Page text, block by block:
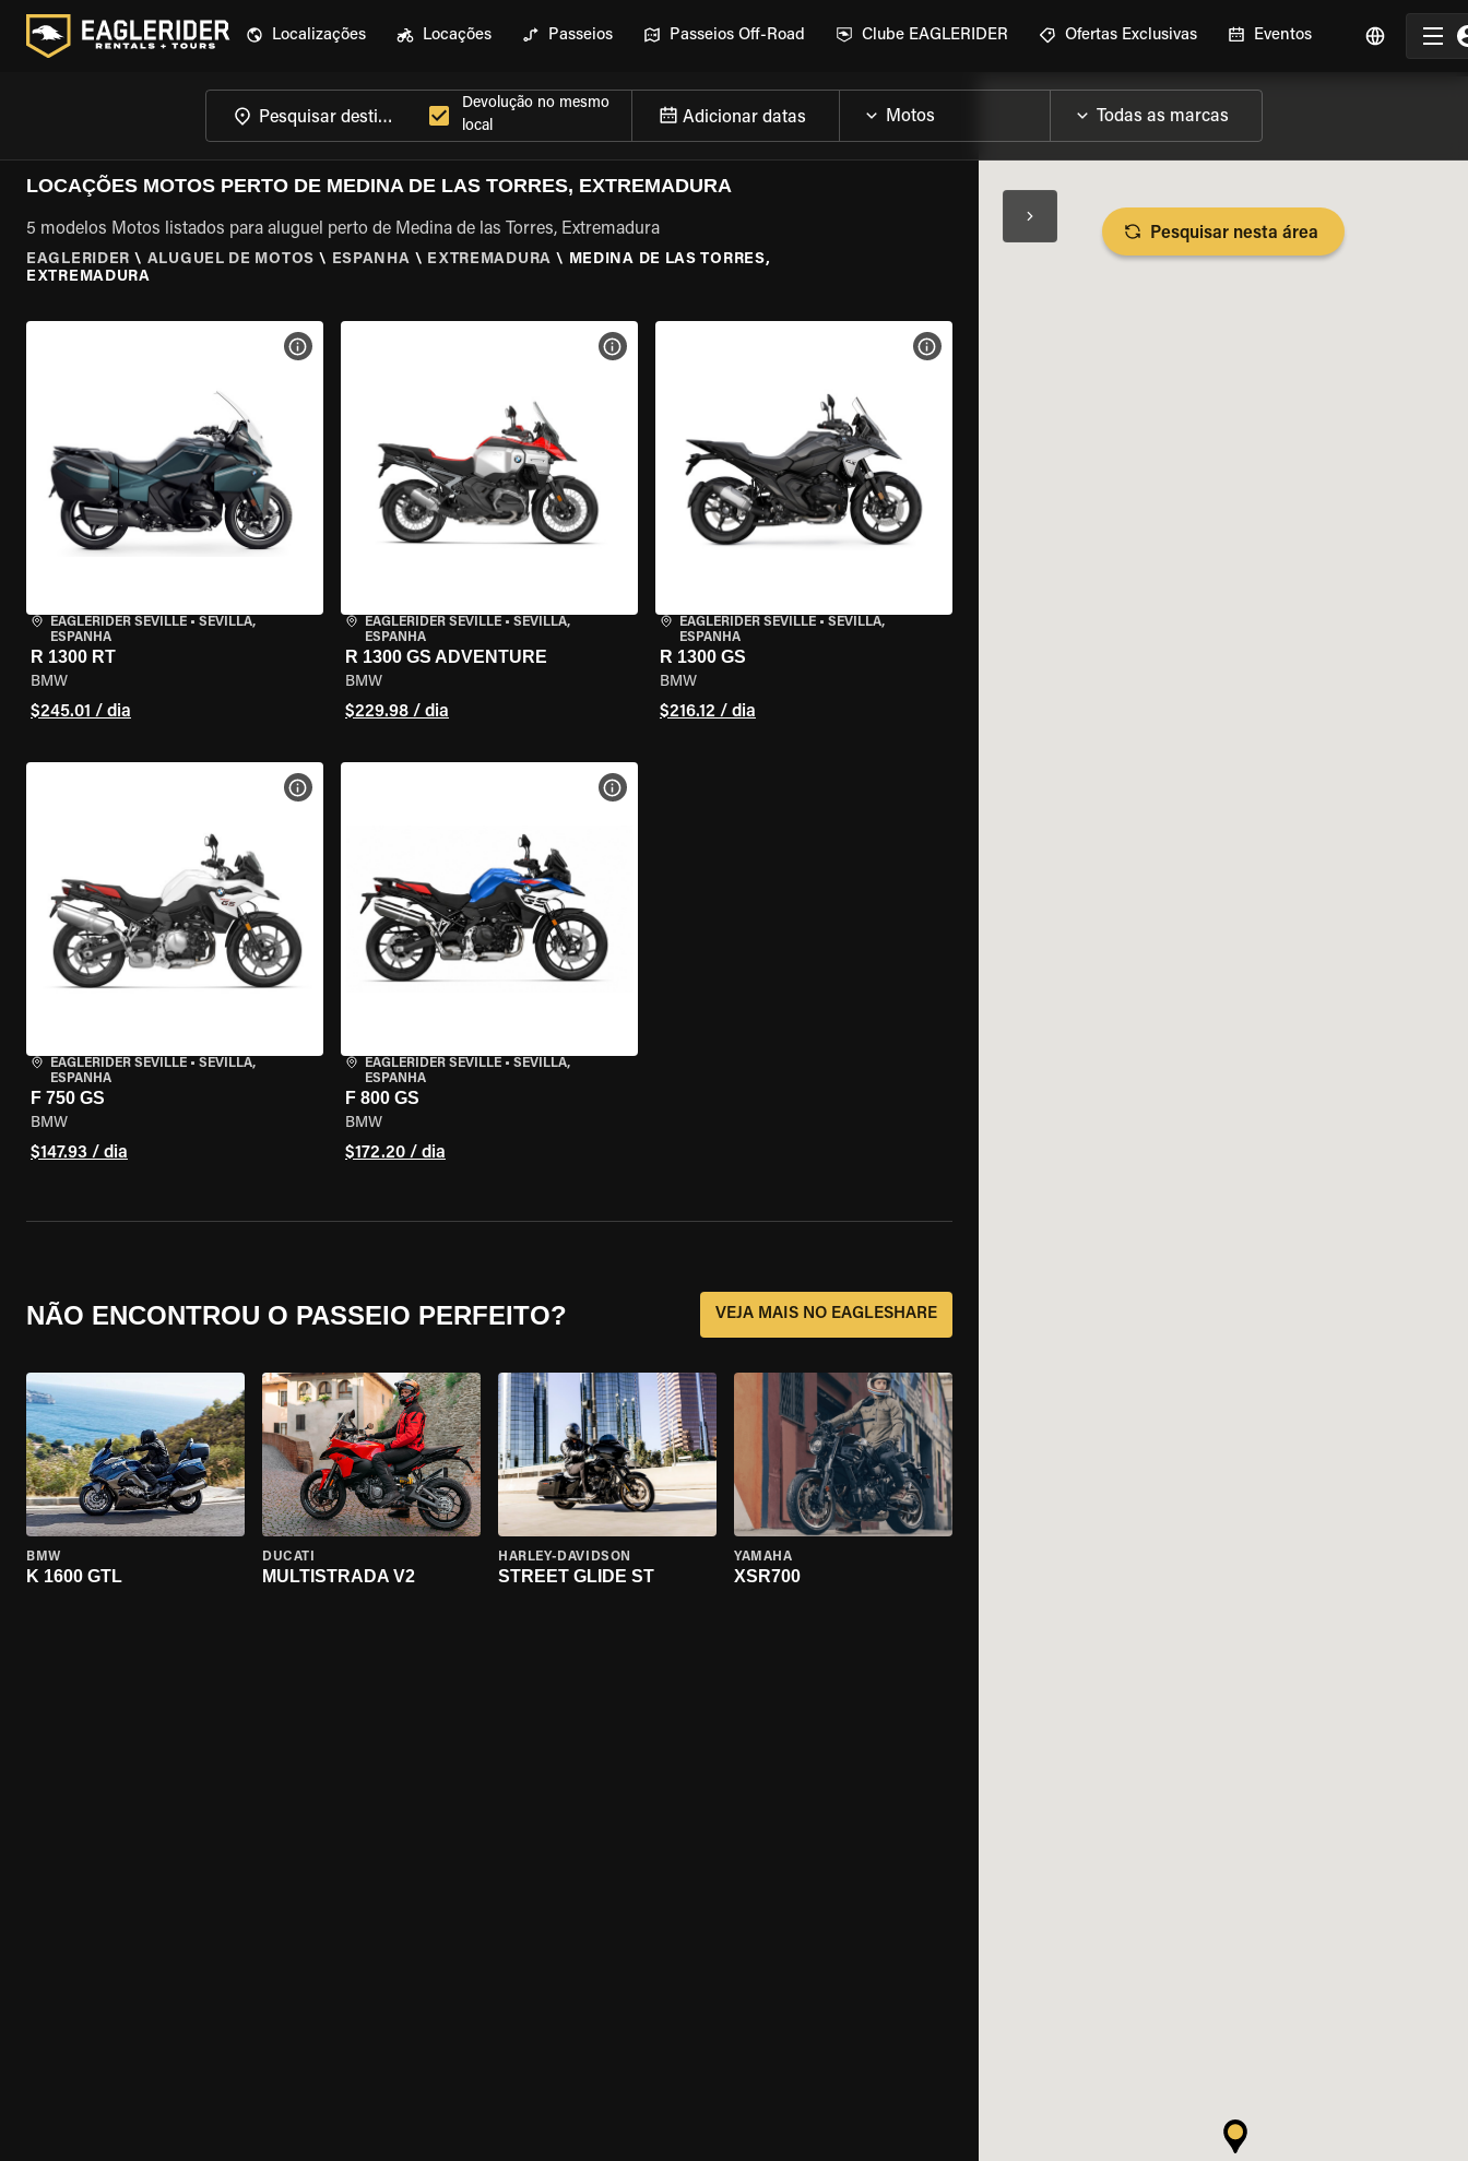
Localizações Locações Passeios Passeios Off-Road Clube EAGLERIDER Ofertas Exclusivas Eventos
Devolução no mesmo
local
Adicionar datas
LOCAÇÕES MOTOS PERTO DE MEDINA DE LAS TORRES, EXTREMADURA
5 modelos Motos listados para aluguel perto de Medina de las Torres, Extremadura
EAGLERIDER \ ALUGUEL DE MOTOS \ ESPANHA \ EXTREMADURA \ MEDINA DE LAS TORRES,
EXTREMADURA
EAGLERIDER SEVILLE • SEVILLA,
ESPANHA
R 1300 RT
BMW
$245.01 / dia
VER ESPECIFICAÇÕES DA MOTO
EAGLERIDER SEVILLE• SEVILLA,
ESPANHA
R 1300 GS ADVENTURE
BMW
$229.98 / dia
VER ESPECIFICAÇÕES DA MOTO
EAGLERIDER SEVILLE• SEVILLA,
ESPANHA
R 1300 GS
BMW
$216.12 / dia
VER ESPECIFICAÇÕES DA MOTO
EAGLERIDER SEVILLE • SEVILLA,
ESPANHA
F 750 GS
BMW
$147.93 / dia
VER ESPECIFICAÇÕES DA MOTO
EAGLERIDER SEVILLE• SEVILLA,
ESPANHA
F 800 GS
BMW
$172.20 / dia
VER ESPECIFICAÇÕES DA MOTO
NÃO ENCONTROU O PASSEIO PERFEITO? VEJA MAIS NO EAGLESHARE
BMW
K 1600 GTL
DUCATI
MULTISTRADA V2
HARLEY-DAVIDSON
STREET GLIDE ST
YAMAHA
XSR700
Pesquisar nesta área